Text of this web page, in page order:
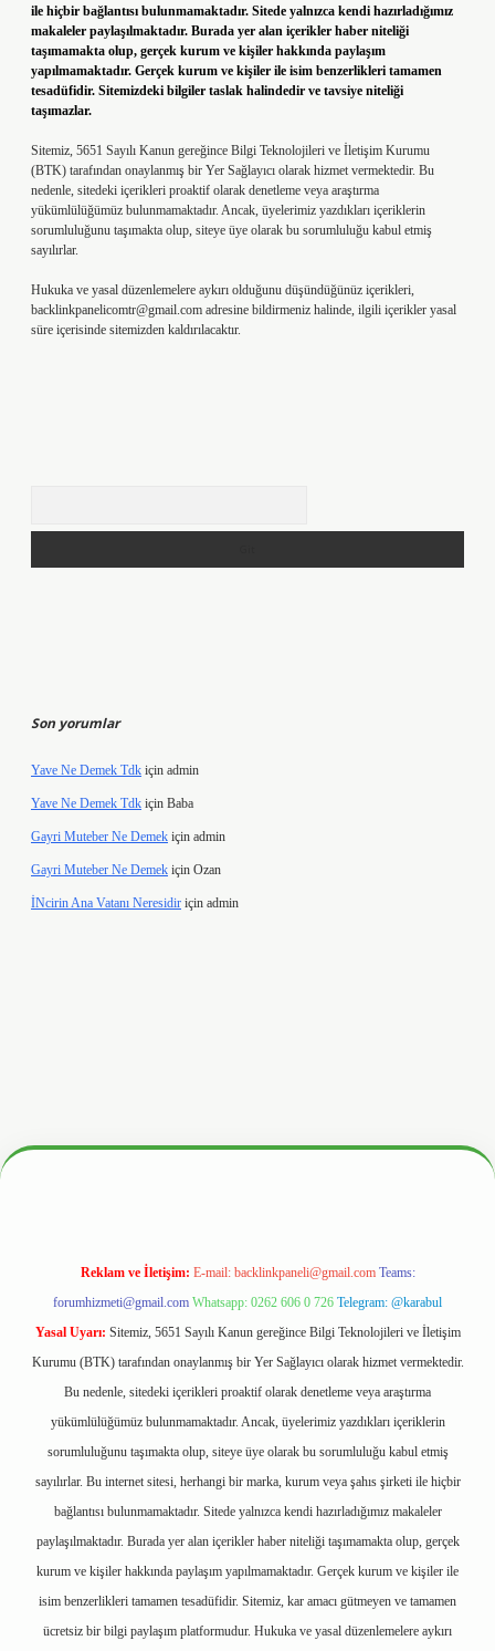
ile hiçbir bağlantısı bulunmamaktadır. Sitede yalnızca kendi hazırladığımız
makaleler paylaşılmaktadır. Burada yer alan içerikler haber niteliği
taşımamakta olup, gerçek kurum ve kişiler hakkında paylaşım
yapılmamaktadır. Gerçek kurum ve kişiler ile isim benzerlikleri tamamen
tesadüfidir. Sitemizdeki bilgiler taslak halindedir ve tavsiye niteliği
taşımazlar.
Sitemiz, 5651 Sayılı Kanun gereğince Bilgi Teknolojileri ve İletişim Kurumu
(BTK) tarafından onaylanmış bir Yer Sağlayıcı olarak hizmet vermektedir. Bu
nedenle, sitedeki içerikleri proaktif olarak denetleme veya araştırma
yükümlülüğümüz bulunmamaktadır. Ancak, üyelerimiz yazdıkları içeriklerin
sorumluluğunu taşımakta olup, siteye üye olarak bu sorumluluğu kabul etmiş
sayılırlar.
Hukuka ve yasal düzenlemelere aykırı olduğunu düşündüğünüz içerikleri,
backlinkpanelicomtr@gmail.com adresine bildirmeniz halinde, ilgili içerikler yasal
süre içerisinde sitemizden kaldırılacaktır.
Son yorumlar
Yave Ne Demek Tdk için admin
Yave Ne Demek Tdk için Baba
Gayri Muteber Ne Demek için admin
Gayri Muteber Ne Demek için Ozan
İNcirin Ana Vatanı Neresidir için admin
Reklam ve İletişim: E-mail: backlinkpaneli@gmail.com Teams:
forumhizmeti@gmail.com Whatsapp: 0262 606 0 726 Telegram: @karabul
Yasal Uyarı: Sitemiz, 5651 Sayılı Kanun gereğince Bilgi Teknolojileri ve İletişim
Kurumu (BTK) tarafından onaylanmış bir Yer Sağlayıcı olarak hizmet vermektedir.
Bu nedenle, sitedeki içerikleri proaktif olarak denetleme veya araştırma
yükümlülüğümüz bulunmamaktadır. Ancak, üyelerimiz yazdıkları içeriklerin
sorumluluğunu taşımakta olup, siteye üye olarak bu sorumluluğu kabul etmiş
sayılırlar. Bu internet sitesi, herhangi bir marka, kurum veya şahıs şirketi ile hiçbir
bağlantısı bulunmamaktadır. Sitede yalnızca kendi hazırladığımız makaleler
paylaşılmaktadır. Burada yer alan içerikler haber niteliği taşımamakta olup, gerçek
kurum ve kişiler hakkında paylaşım yapılmamaktadır. Gerçek kurum ve kişiler ile
isim benzerlikleri tamamen tesadüfidir. Sitemiz, kar amacı gütmeyen ve tamamen
ücretsiz bir bilgi paylaşım platformudur. Hukuka ve yasal düzenlemelere aykırı